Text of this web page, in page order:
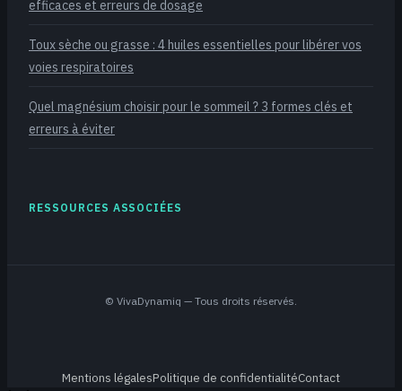
efficaces et erreurs de dosage
Toux sèche ou grasse : 4 huiles essentielles pour libérer vos
voies respiratoires
Quel magnésium choisir pour le sommeil ? 3 formes clés et
erreurs à éviter
RESSOURCES ASSOCIÉES
© VivaDynamiq — Tous droits réservés.
Mentions légalesPolitique de confidentialitéContact